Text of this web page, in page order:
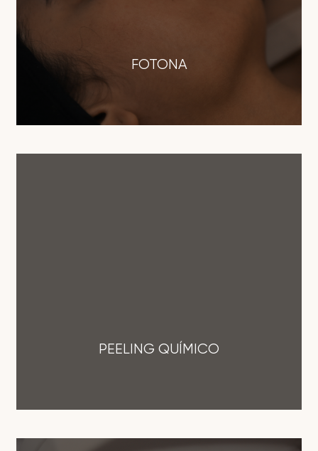
FOTONA
PEELING QUÍMICO